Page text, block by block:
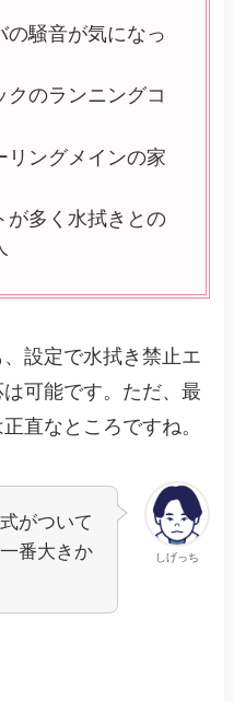
の騒音が気になっ
クのランニングコ
リングメインの家
が多く水拭きとの
設定で水拭き禁止エ
可能です。ただ、最
直なところですね。
しげっち
がついて
番大きか